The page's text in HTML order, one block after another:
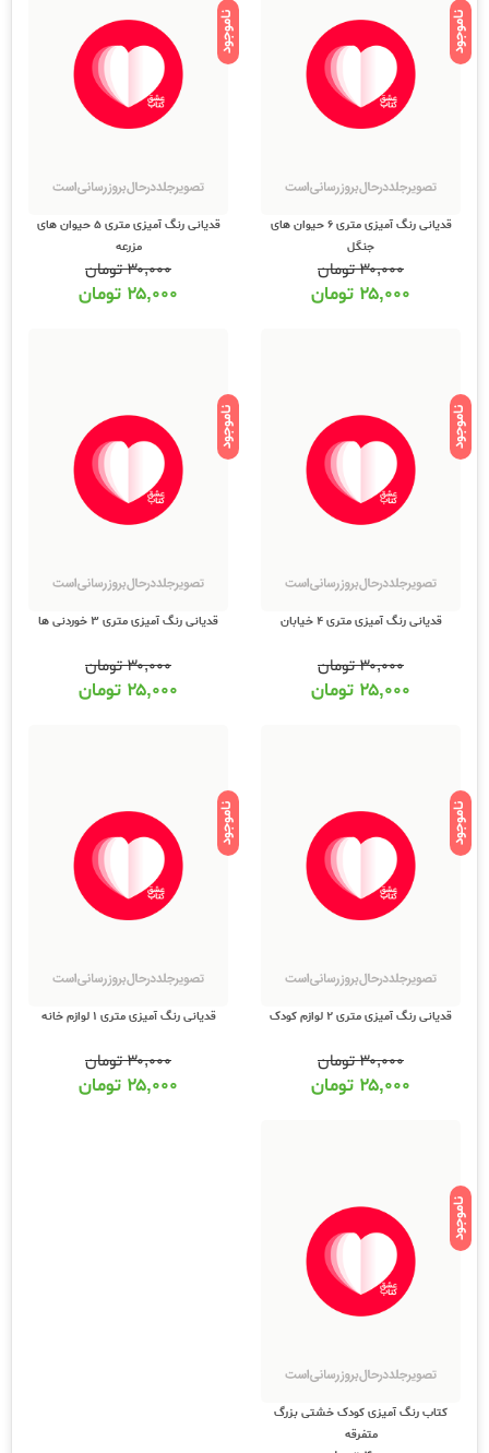
ناموجود
قدیانی رنگ آمیزی متری 6 حیوان های
جنگل
۳۰,۰۰۰تومان
۲۵,۰۰۰ تومان
ناموجود
قدیانی رنگ آمیزی متری 5 حیوان های
مزرعه
۳۰,۰۰۰تومان
۲۵,۰۰۰ تومان
ناموجود
قدیانی رنگ آمیزی متری 4 خیابان
۳۰,۰۰۰تومان
۲۵,۰۰۰ تومان
ناموجود
قدیانی رنگ آمیزی متری 3 خوردنی ها
۳۰,۰۰۰تومان
۲۵,۰۰۰ تومان
ناموجود
قدیانی رنگ آمیزی متری 2 لوازم کودک
۳۰,۰۰۰تومان
۲۵,۰۰۰ تومان
ناموجود
قدیانی رنگ آمیزی متری 1 لوازم خانه
۳۰,۰۰۰تومان
۲۵,۰۰۰ تومان
ناموجود
کتاب رنگ آمیزی کودک خشتی بزرگ
متفرقه